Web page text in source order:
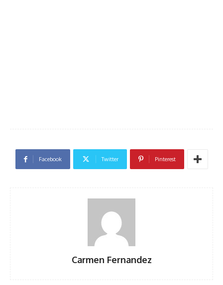
Facebook Twitter Pinterest
Carmen Fernandez